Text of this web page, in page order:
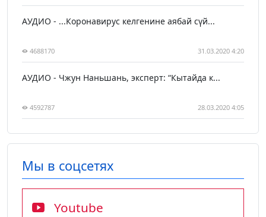
АУДИО - ...Коронавирус келгенине аябай сүй...
4688170 31.03.2020 4:20
АУДИО - Чжун Наньшань, эксперт: “Кытайда к...
4592787 28.03.2020 4:05
Мы в соцсетях
Youtube